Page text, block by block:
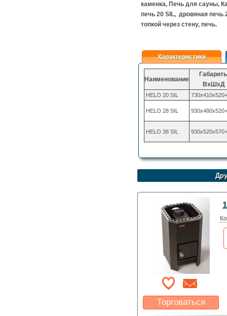
каменка, Печь для сауны,
печь 20 SIL, дровяная печь
топкой через стену, печь.
Характеристики
Наименование
ВхШхД
HELO 20 SIL
HELO 28 SIL
HELO 38 SIL
Торговаться